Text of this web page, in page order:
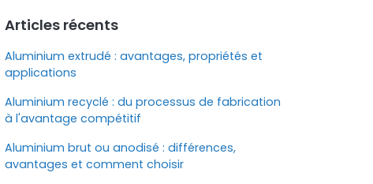
Articles récents
Aluminium extrudé : avantages, propriétés et
applications
Aluminium recyclé : du processus de fabrication
à l'avantage compétitif
Aluminium brut ou anodisé : différences,
avantages et comment choisir